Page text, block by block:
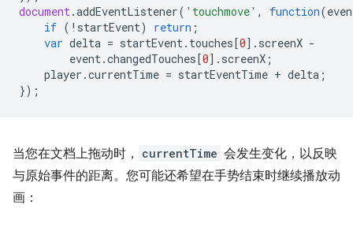
document.addEventListener( 'touchmove' , function(
if ( ! startEvent) return ;
var delta = startEvent. touches[0]. screenX -
event.changedTouches[0]. screenX ;
player .currentTime = startEventTime + delta ;
});
当您在文档上拖动时， currentTime 会发生变化，以反映
与原始事件的距离。您可能还希望在手势结束时继续播放动
画：